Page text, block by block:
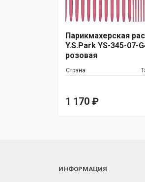
Парикмахерская
Y.S.Park YS-345-07-
розовая
Страна
1 170 ₽
ИНФОРМАЦИЯ